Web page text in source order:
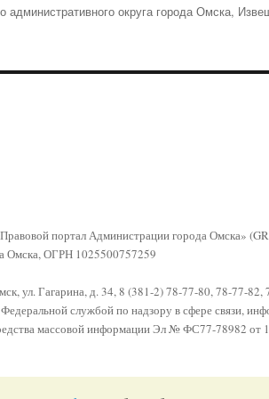
административного округа города Омска,
портал Администрации города Омска»
Омска, ОГРН 1025500757259
ул. Гагарина, д. 34, 8 (381-2) 78-77-80, 78-77-
Федеральной службой по надзору в сфере
массовой информации Эл № ФС77-78982 от